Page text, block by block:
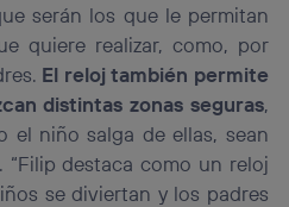
serán los que le permitan
quiere realizar, como, por
El reloj también permite
distintas zonas seguras,
el niño salga de ellas, sean
destaca como un reloj
se diviertan y los padres